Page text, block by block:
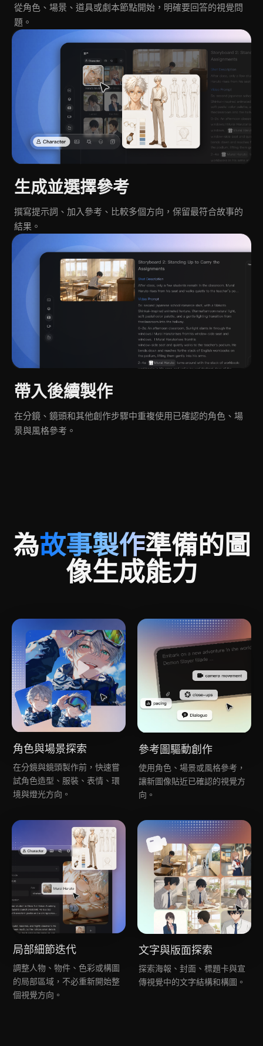
從角色、場景、道具或劇本節點開始，明確要回答的視覺問
題。
生成並選擇參考
撰寫提示詞、加入參考、比較多個方向，保留最符合故事的
結果。
帶入後續製作
在分鏡、鏡頭和其他創作步驟中重複使用已確認的角色、場
景與風格參考。
為故事製作準備的圖
像生成能力
角色與場景探索
在分鏡與鏡頭製作前，快速嘗
試角色造型、服裝、表情、環
境與燈光方向。
參考圖驅動創作
使用角色、場景或風格參考，
讓新圖像貼近已確認的視覺方
向。
局部細節迭代
調整人物、物件、色彩或構圖
的局部區域，不必重新開始整
個視覺方向。
文字與版面探索
探索海報、封面、標題卡與宣
傳視覺中的文字結構和構圖。